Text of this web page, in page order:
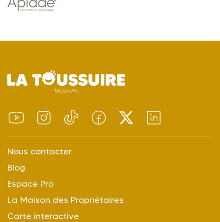
Nous contacter
Blog
Espace Pro
La Maison des Propriétaires
Carte interactive